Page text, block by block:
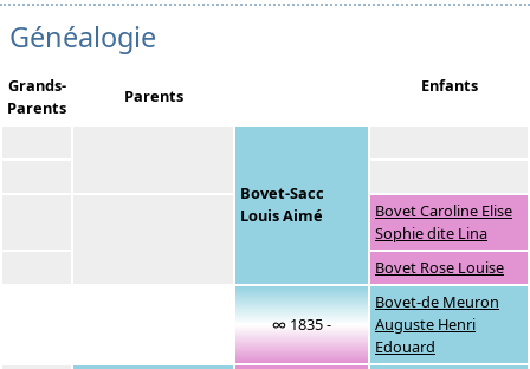
Généalogie
Grands-
Parents
Parents Enfants
Bovet-Sacc
Louis Aimé
Bovet Caroline Elise
Sophie dite Lina
Bovet Rose Louise
∞ 1835 -
Bovet-de Meuron
Auguste Henri
Edouard